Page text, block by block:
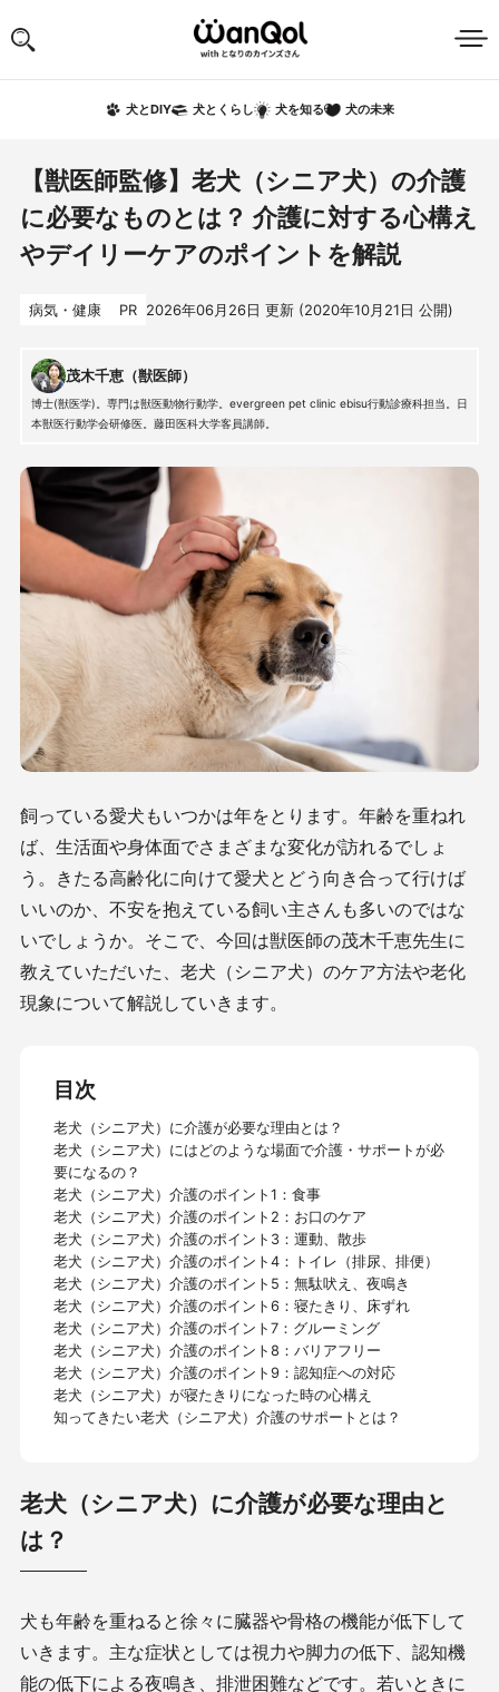
犬とDIY 犬とくらし 犬を知る 犬の未来
【獣医師監修】老犬（シニア犬）の介護
に必要なものとは？ 介護に対する心構え
やデイリーケアのポイントを解説
病気・健康 PR 2026年06月26日 更新 (2020年10月21日 公開)
茂木千恵（獣医師）
博士(獣医学)。専門は獣医動物行動学。evergreen pet clinic ebisu行動診療科担当。日
本獣医行動学会研修医。藤田医科大学客員講師。
飼っている愛犬もいつかは年をとります。年齢を重ねれ
ば、生活面や身体面でさまざまな変化が訪れるでしょ
う。きたる高齢化に向けて愛犬とどう向き合って行けば
いいのか、不安を抱えている飼い主さんも多いのではな
いでしょうか。そこで、今回は獣医師の茂木千恵先生に
教えていただいた、老犬（シニア犬）のケア方法や老化
現象について解説していきます。
目次
老犬（シニア犬）に介護が必要な理由とは？
老犬（シニア犬）にはどのような場面で介護・サポートが必
要になるの？
老犬（シニア犬）介護のポイント1：食事
老犬（シニア犬）介護のポイント2：お口のケア
老犬（シニア犬）介護のポイント3：運動、散歩
老犬（シニア犬）介護のポイント4：トイレ（排尿、排便）
老犬（シニア犬）介護のポイント5：無駄吠え、夜鳴き
老犬（シニア犬）介護のポイント6：寝たきり、床ずれ
老犬（シニア犬）介護のポイント7：グルーミング
老犬（シニア犬）介護のポイント8：バリアフリー
老犬（シニア犬）介護のポイント9：認知症への対応
老犬（シニア犬）が寝たきりになった時の心構え
知ってきたい老犬（シニア犬）介護のサポートとは？
老犬（シニア犬）に介護が必要な理由と
は？
犬も年齢を重ねると徐々に臓器や骨格の機能が低下して
いきます。主な症状としては視力や脚力の低下、認知機
能の低下による夜鳴き、排泄困難などです。若いときに